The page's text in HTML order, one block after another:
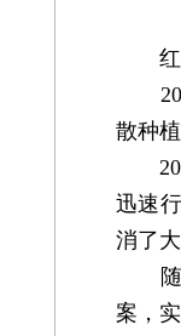
红星
散种
迅速
消了
随后
案，